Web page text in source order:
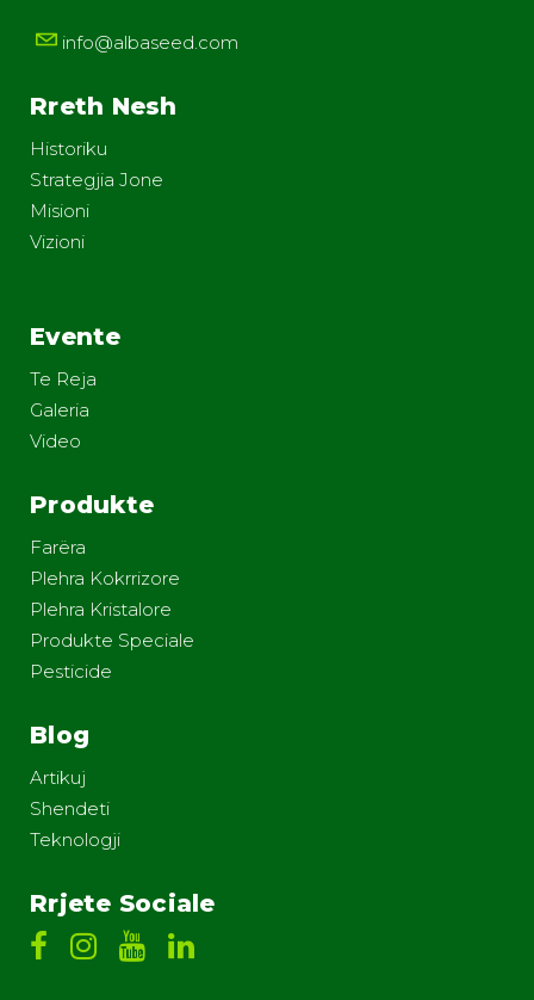
info@albaseed.com
Rreth Nesh
Historiku
Strategjia Jone
Misioni
Vizioni
Evente
Te Reja
Galeria
Video
Produkte
Farëra
Plehra Kokrrizore
Plehra Kristalore
Produkte Speciale
Pesticide
Blog
Artikuj
Shendeti
Teknologji
Rrjete Sociale